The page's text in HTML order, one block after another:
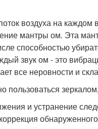
воздуха на
мантры ом. Эта
способностью
звук ом - это
все неровности и
пользоваться
и устранение